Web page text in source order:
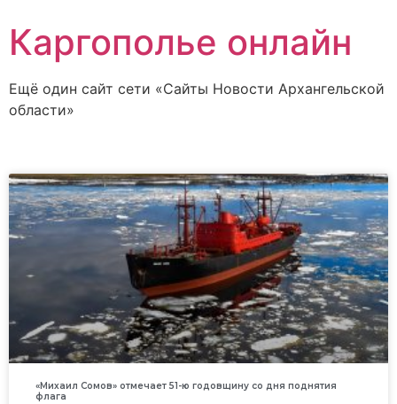
Каргополье онлайн
Ещё один сайт сети «Сайты Новости Архангельской
области»
«Михаил Сомов» отмечает 51-ю годовщину со дня поднятия
флага